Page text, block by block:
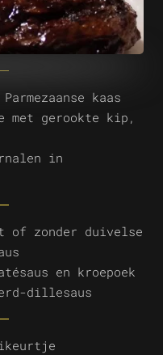
kaas
met gerookte kip,
in
of zonder duivelse
en kroepoek
dillesaus